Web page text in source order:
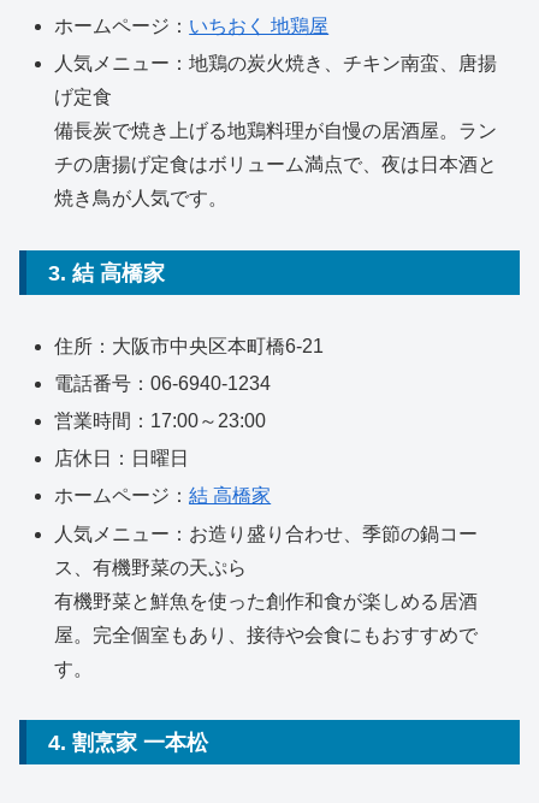
ホームページ： いちおく 地鶏屋
人気メニュー：地鶏の炭火焼き、チキン南蛮、唐揚
げ定食
備長炭で焼き上げる地鶏料理が自慢の居酒屋。ラン
チの唐揚げ定食はボリューム満点で、夜は日本酒と
焼き鳥が人気です。
3. 結 高橋家
住所：大阪市中央区本町橋6-21
電話番号：06-6940-1234
営業時間：17:00～23:00
店休日：日曜日
ホームページ：結 高橋家
人気メニュー：お造り盛り合わせ、季節の鍋コー
ス、有機野菜の天ぷら
有機野菜と鮮魚を使った創作和食が楽しめる居酒
屋。完全個室もあり、接待や会食にもおすすめで
す。
4. 割烹家 一本松